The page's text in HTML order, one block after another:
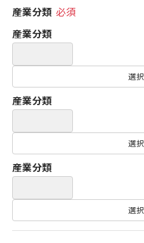
産業分類 必須
産業分類
選択
産業分類
選択
産業分類
選択